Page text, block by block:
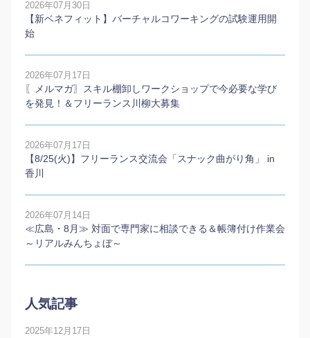
2026年07月30日
【新ベネフィット】バーチャルコワーキングの試験運用開
始
2026年07月17日
〖メルマガ〗スキル棚卸しワークショップで今必要な学び
を発見！＆フリーランス川柳大募集
2026年07月17日
【8/25(火)】フリーランス交流会「スナック曲がり角」 in
香川
2026年07月14日
≪広島・8月≫ 対面で専門家に相談できる＆帳簿付け作業会
～リアルみんちょぼ～
人気記事
2025年12月17日